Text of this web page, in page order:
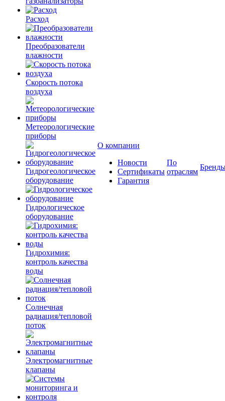
Расход
Преобразователи
влажности
Скорость потока
воздуха
Метеорологические
приборы
Гидрогеологическое
оборудование
Гидрологическое
оборудование
Гидрохимия:
контроль качества
воды
Солнечная
радиация/тепловой
поток
Электромагнитные
клапаны
О компании
Новости
Сертификаты
Гарантия
По
отраслям